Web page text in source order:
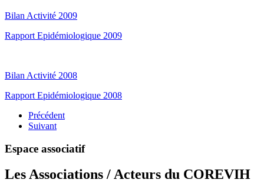
Bilan Activité 2009
Rapport Epidémiologique 2009
Bilan Activité 2008
Rapport Epidémiologique 2008
Précédent
Suivant
Espace associatif
Les Associations / Acteurs du COREVIH